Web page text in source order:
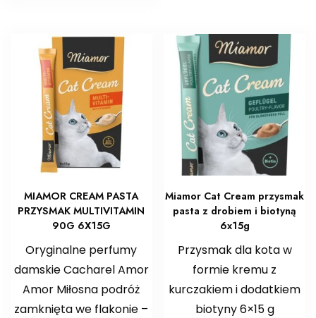
MIAMOR CREAM PASTA
PRZYSMAK MULTIVITAMIN
90G 6X15G
Oryginalne perfumy
damskie Cacharel Amor
Amor Miłosna podróż
zamknięta we flakonie –
Miamor Cat Cream przysmak
pasta z drobiem i biotyną
6x15g
Przysmak dla kota w
formie kremu z
kurczakiem i dodatkiem
biotyny 6×15 g